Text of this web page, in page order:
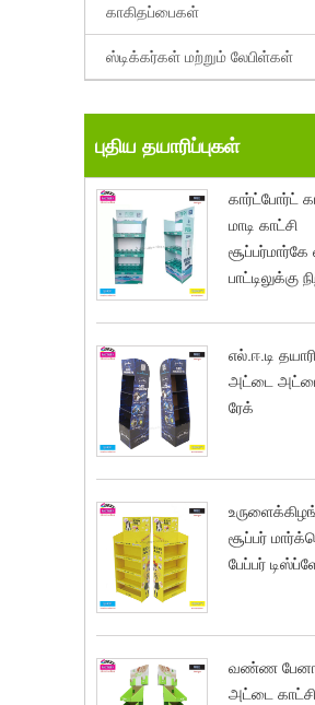
காகிதப்பைகள்
ஸ்டிக்கர்கள் மற்றும் லேபிள்கள்
புதிய தயாரிப்புகள்
கார்ட்போர்ட்
மாடி காட்சி
சூப்பர்மார்கே
பாட்டிலுக்கு
எல்.ஈ.டி
அட்டை அட்டை
ரேக்
சூப்பர்
பேப்பர்
வண்ண பேனா
அட்டை